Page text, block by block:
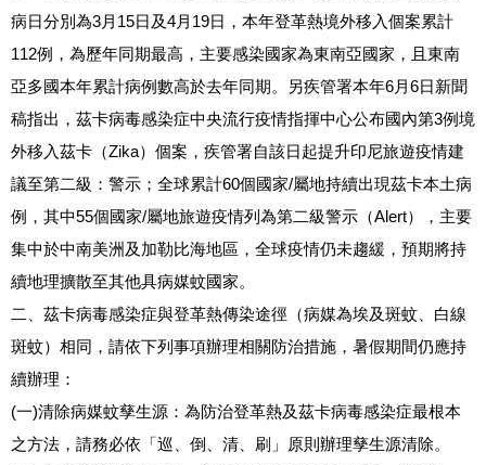
病日分別為3月 15日及4月 19日，本年登革熱境外移入個案累計
112例，為歷年同期最高，主要感染國家為東南亞國家，且東南
亞多國本年累計病例數高於去年同期。另疾管署本年6月 6日新聞
稿指出，茲卡病毒感染症中央流行疫情指揮中心公布國內第3例境
外移入茲卡（Zika）個案，疾管署自該日起提升印尼旅遊疫情建
議至第二級：警示；全球累計60個國家/屬地持續出現茲卡本土病
例，其中55個國家/屬地旅遊疫情列為第二級警示（Alert），主要
集中於中南美洲及加勒比海地區，全球疫情仍未趨緩，預期將持
續地理擴散至其他具病媒蚊國家。
二、茲卡病毒感染症與登革熱傳染途徑（病媒為埃及斑蚊、白線
斑蚊）相同，請依下列事項辦理相關防治措施，暑假期間仍應持
續辦理：
(一)清除病媒蚊孳生源：為防治登革熱及茲卡病毒感染症最根本
之方法，請務必依「巡、倒、清、刷」原則辦理孳生源清除。